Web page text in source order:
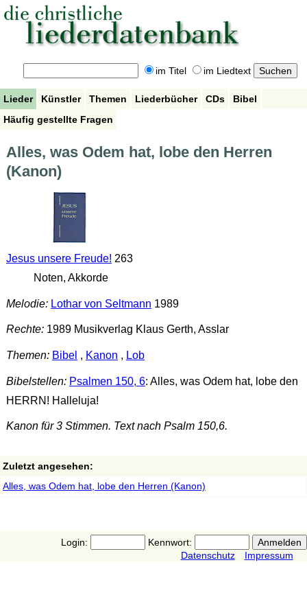
im Titel im Liedtext
Lieder Künstler Themen Liederbücher CDs
Bibel
Häufig gestellte Fragen
Alles, was Odem hat, lobe den Herren
(Kanon)
Jesus unsere Freude! 263
Noten, Akkorde
Melodie: Lothar von Seltmann 1989
Rechte:1989 Musikverlag Klaus Gerth, Asslar
Themen: Bibel , Kanon , Lob
Bibelstellen: Psalmen 150, 6: Alles, was Odem hat, lobe den
HERRN! Halleluja!
Kanon für 3 Stimmen. Text nach Psalm 150,6.
Zuletzt angesehen:
Alles, was Odem hat, lobe den Herren (Kanon)
Login:
Kennwort:
Datenschutz
Impressum